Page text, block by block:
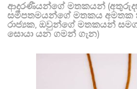
ආදරණීයන්ගේ මතකයන්
සමීපතමයන්ගේ මතකය අමතක
රාජ්‍යක, ඔවුන්ගේ මතකයන්
සොයා යන ගමන් ගැන)